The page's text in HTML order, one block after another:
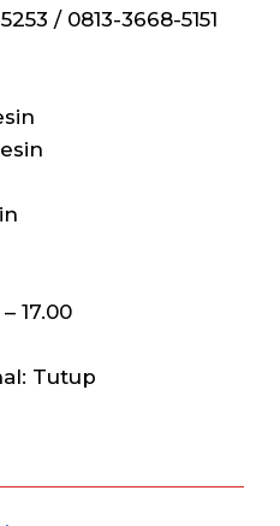
/ 0813-3668-5151
17.00
Tutup